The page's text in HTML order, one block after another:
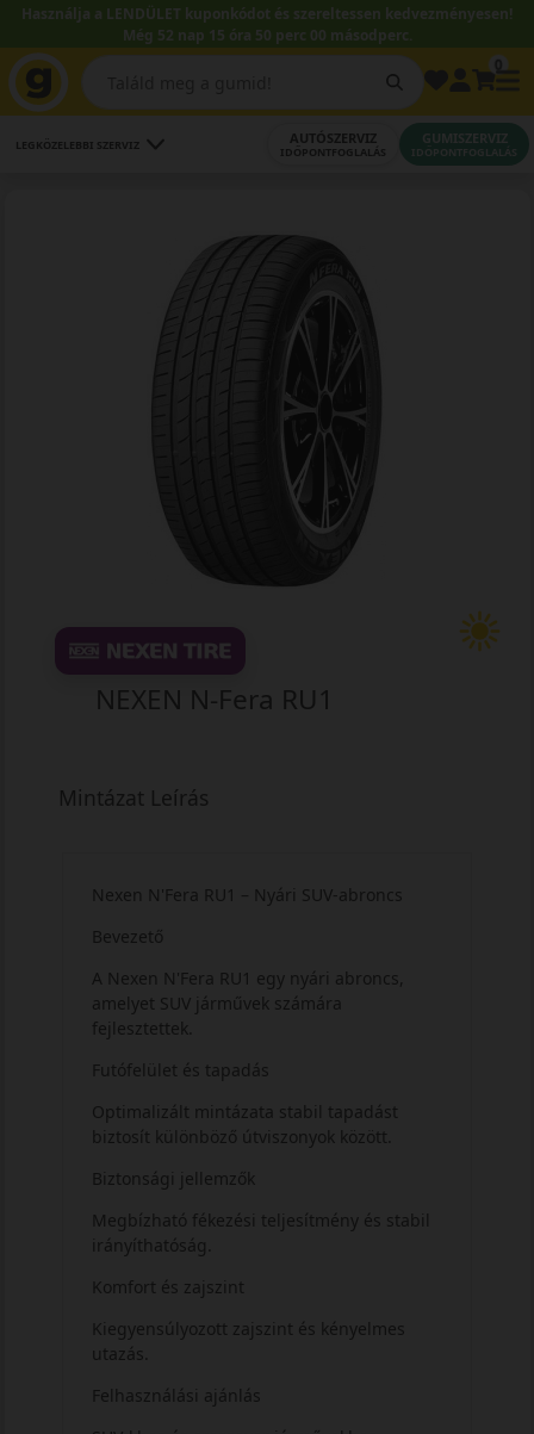
Használja a LENDÜLET kuponkódot és szereltessen kedvezményesen!
Még 52 nap 15 óra 49 perc 59 másodperc.
LEGKÖZELEBBI SZERVIZ AUTÓSZERVIZ
IDŐPONTFOGLALÁS
GUMISZERVIZ
IDŐPONTFOGLALÁS
NEXEN N-Fera RU1
Mintázat Leírás
Nexen N'Fera RU1 – Nyári SUV-abroncs
Bevezető
A Nexen N'Fera RU1 egy nyári abroncs,
amelyet SUV járművek számára
fejlesztettek.
Futófelület és tapadás
Optimalizált mintázata stabil tapadást
biztosít különböző útviszonyok között.
Biztonsági jellemzők
Megbízható fékezési teljesítmény és stabil
irányíthatóság.
Komfort és zajszint
Kiegyensúlyozott zajszint és kényelmes
utazás.
Felhasználási ajánlás